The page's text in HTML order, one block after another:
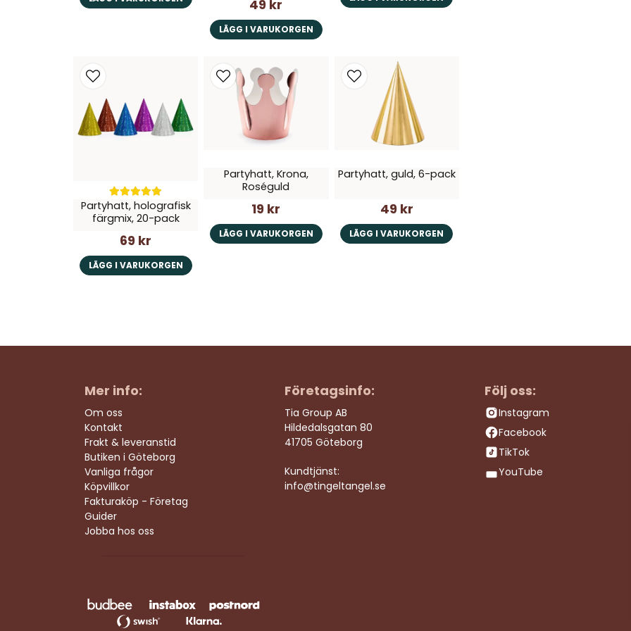
49 kr
LÄGG I VARUKORGEN
Partyhatt, holografisk
färgmix, 20-pack
69 kr
LÄGG I VARUKORGEN
Partyhatt, Krona,
Roséguld
19 kr
LÄGG I VARUKORGEN
Partyhatt, guld, 6-pack
49 kr
LÄGG I VARUKORGEN
Mer info:
Om oss
Kontakt
Frakt & leveranstid
Butiken i Göteborg
Vanliga frågor
Köpvillkor
Fakturaköp - Företag
Guider
Jobba hos oss
Företagsinfo:
Tia Group AB
Hildedalsgatan 80
41705 Göteborg
Kundtjänst:
info@tingeltangel.se
Följ oss:
Instagram
Facebook
TikTok
YouTube